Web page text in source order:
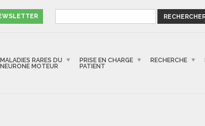
MALADIES RARES DU
NEURONE MOTEUR
PRISE EN CHARGE
PATIENT
RECHERCHE